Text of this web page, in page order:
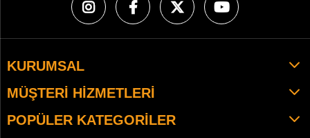
KURUMSAL
MÜŞTERI HIZMETLERI
POPÜLER KATEGORILER